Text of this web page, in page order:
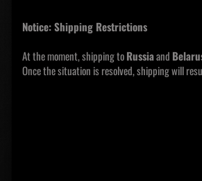
Notice: Shipping Restrictions
At the moment, shipping toRussiaand
Once the situation is resolved, shipping will